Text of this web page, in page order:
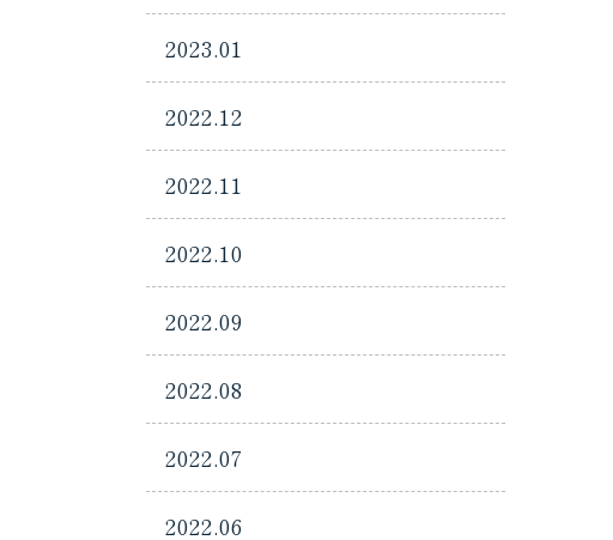
2023.01
2022.12
2022.11
2022.10
2022.09
2022.08
2022.07
2022.06